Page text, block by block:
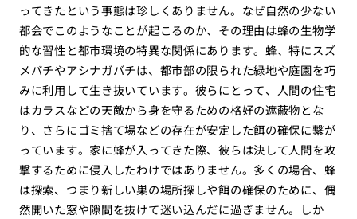
ってきたという事態は珍しくありません。なぜ自然の少ない
都会でこのようなことが起こるのか、その理由は蜂の生物学
的な習性と都市環境の特異な関係にあります。蜂、特にスズ
メバチやアシナガバチは、都市部の限られた緑地や庭園を巧
みに利用して生き抜いています。彼らにとって、人間の住宅
はカラスなどの天敵から身を守るための格好の遮蔽物とな
り、さらにゴミ捨て場などの存在が安定した餌の確保に繋が
っています。家に蜂が入ってきた際、彼らは決して人間を攻
撃するために侵入したわけではありません。多くの場合、蜂
は探索、つまり新しい巣の場所探しや餌の確保のために、偶
然開いた窓や隙間を抜けて迷い込んだに過ぎません。しか